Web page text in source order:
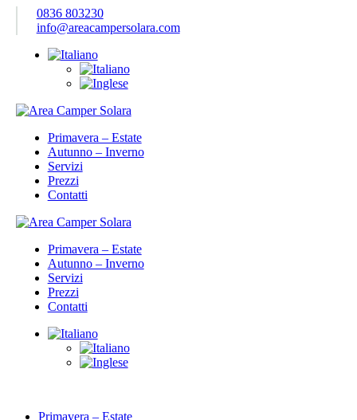
0836 803230
info@areacampersolara.com
Primavera – Estate
Autunno – Inverno
Servizi
Prezzi
Contatti
Primavera – Estate
Autunno – Inverno
Servizi
Prezzi
Contatti
Primavera – Estate